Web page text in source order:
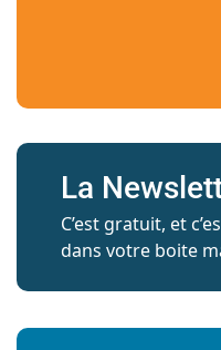
La
C’est gratuit, et
dans votre boite